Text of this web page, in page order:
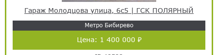
Гараж Молодцова улица, 6с5 | ГСК ПОЛЯРНЫЙ
Метро Бибирево
Цена: 1 400 000 ₽